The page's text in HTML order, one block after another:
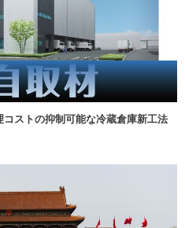
コストの抑制可能な冷蔵倉庫新工法